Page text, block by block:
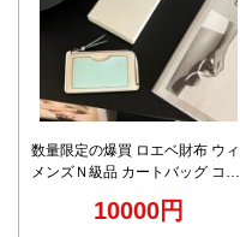
数量限定の爆買 ロエベ財布 ウィ
メンズＮ級品 カートバッグ コイ
10000円